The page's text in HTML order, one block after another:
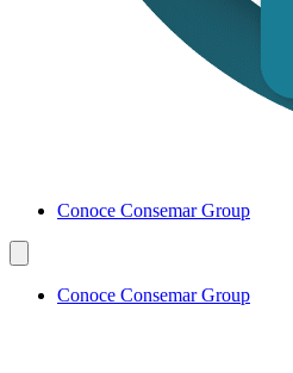
Conoce Consemar Group
Conoce Consemar Group